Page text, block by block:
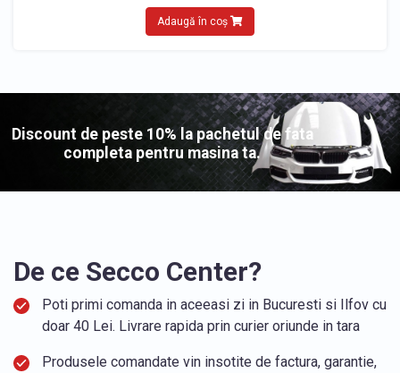
Adaugă în coș
Discount de peste 10% la pachetul de fata
completa pentru masina ta.
De ce Secco Center?
Poti primi comanda in aceeasi zi in Bucuresti si Ilfov cu
doar 40 Lei. Livrare rapida prin curier oriunde in tara
Produsele comandate vin insotite de factura, garantie,